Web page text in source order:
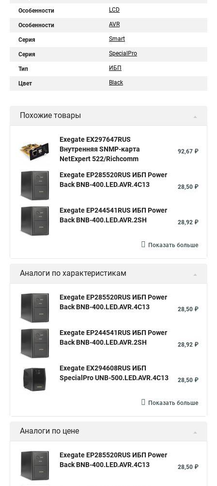
Особенности LCD
Особенности AVR
Серия Smart
Серия SpecialPro
Тип ИБП
Цвет Black
Похожие товары
Exegate EX297647RUS
Внутренняя SNMP-карта
NetExpert 522/Richcomm
92,67 ₽
Exegate EP285520RUS ИБП Power
Back BNB-400.LED.AVR.4C13
28,50 ₽
Exegate EP244541RUS ИБП Power
Back BNB-400.LED.AVR.2SH
28,92 ₽
Показать больше
Аналоги по характеристикам
Exegate EP285520RUS ИБП Power
Back BNB-400.LED.AVR.4C13
28,50 ₽
Exegate EP244541RUS ИБП Power
Back BNB-400.LED.AVR.2SH
28,92 ₽
Exegate EX294608RUS ИБП
SpecialPro UNB-500.LED.AVR.4C13
28,50 ₽
Показать больше
Аналоги по цене
Exegate EP285520RUS ИБП Power
Back BNB-400.LED.AVR.4C13
28,50 ₽